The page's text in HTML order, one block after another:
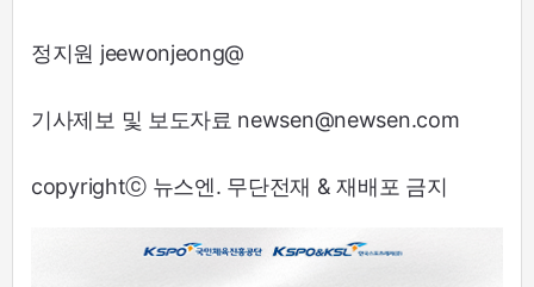
정지원 jeewonjeong@
기사제보 및 보도자료 newsen@newsen.com
copyrightⓒ 뉴스엔. 무단전재 & 재배포 금지